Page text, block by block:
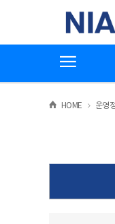
한국지능정
HOME >운영